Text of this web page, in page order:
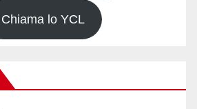
Chiama lo YCL